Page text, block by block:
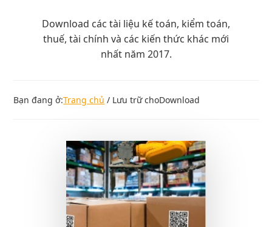
Download các tài liệu kế toán, kiểm toán,
thuế, tài chính và các kiến thức khác mới
nhất năm 2017.
Bạn đang ở:Trang chủ / Lưu trữ choDownload